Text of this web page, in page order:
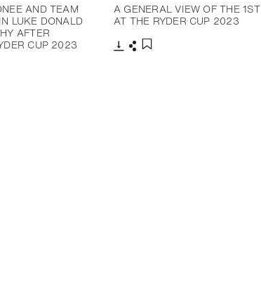
AND TEAM
LUKE DONALD
AFTER
CUP 2023
A GENERAL VIEW OF THE
AT THE RYDER CUP 2023